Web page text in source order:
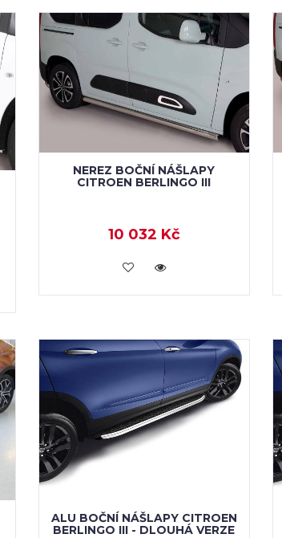
NEREZ BOČNÍ NÁŠLAPY
CITROEN BERLINGO III
10 032 Kč
KOUPIT
ALU BOČNÍ NÁŠLAPY CITROEN
BERLINGO III - DLOUHÁ VERZE